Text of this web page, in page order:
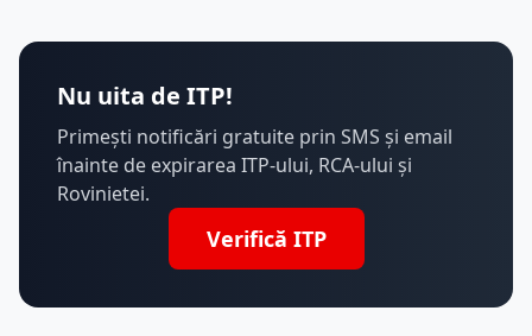
Nu uita de ITP!
Primești notificări gratuite prin SMS și email
înainte de expirarea ITP-ului, RCA-ului și
Rovinietei.
Verifică ITP